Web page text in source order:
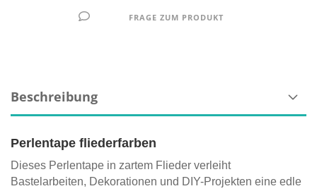
FRAGE ZUM PRODUKT
Beschreibung
Perlentape fliederfarben
Dieses Perlentape in zartem Flieder verleiht
Bastelarbeiten, Dekorationen und DIY-Projekten eine edle